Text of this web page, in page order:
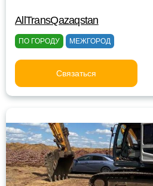
AllTransQazaqstan
ПО ГОРОДУ МЕЖГОРОД
Связаться